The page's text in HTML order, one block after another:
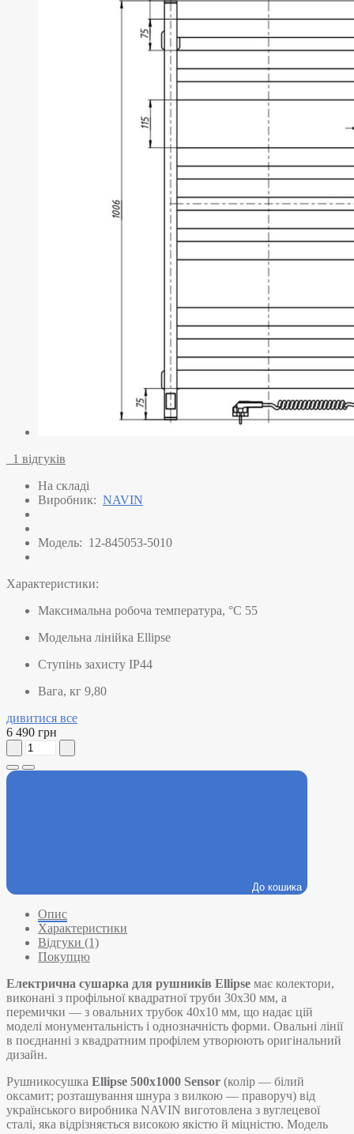
1 відгуків
На складі
Виробник: NAVIN
Модель: 12-845053-5010
Характеристики:
Максимальна робоча температура, °C 55
Модельна лінійка Ellipse
Ступінь захисту IP44
Вага, кг 9,80
дивитися все
6 490 грн
До кошика
Опис
Характеристики
Відгуки (1)
Покупцю
Електрична сушарка для рушників Ellipse має колектори,
виконані з профільної квадратної труби 30х30 мм, а
перемички — з овальних трубок 40х10 мм, що надає цій
моделі монументальність і однозначність форми. Овальні лінії
в поєднанні з квадратним профілем утворюють оригінальний
дизайн.
Рушникосушка Ellipse 500х1000 Sensor (колір — білий
оксамит; розташування шнура з вилкою — праворуч) від
українського виробника NAVIN виготовлена з вуглецевої
сталі, яка відрізняється високою якістю й міцністю. Модель